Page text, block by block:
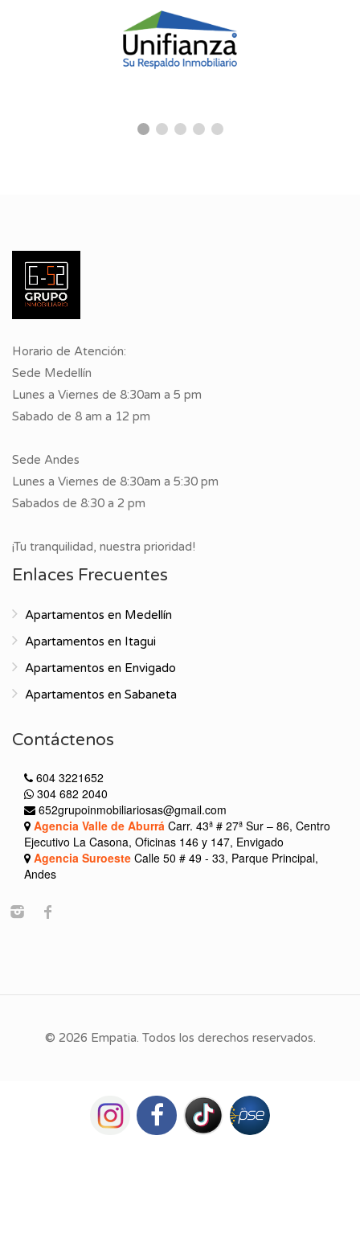
Horario de Atención:
Sede Medellín
Lunes a Viernes de 8:30am a 5 pm
Sabado de 8 am a 12 pm
Sede Andes
Lunes a Viernes de 8:30am a 5:30 pm
Sabados de 8:30 a 2 pm
¡Tu tranquilidad, nuestra prioridad!
Enlaces Frecuentes
Apartamentos en Medellín
Apartamentos en Itagui
Apartamentos en Envigado
Apartamentos en Sabaneta
Contáctenos
604 3221652
304 682 2040
652grupoinmobiliariosas@gmail.com
Agencia Valle de Aburrá Carr. 43ª # 27ª Sur – 86, Centro
Ejecutivo La Casona, Oficinas 146 y 147, Envigado
Agencia Suroeste Calle 50 # 49 - 33, Parque Principal,
Andes
© 2026 Empatia. Todos los derechos reservados.